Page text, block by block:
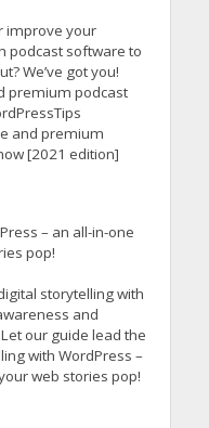
improve your
podcast software to
We’ve got you!
premium podcast
and premium
[2021 edition]
– an all-in-one
pop!
storytelling with
and
our guide lead the
with WordPress –
web stories pop!